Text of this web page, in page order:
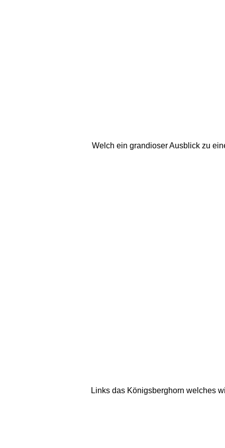
Welch ein grandioser Ausblick zu
Links das Königsberghorn welches